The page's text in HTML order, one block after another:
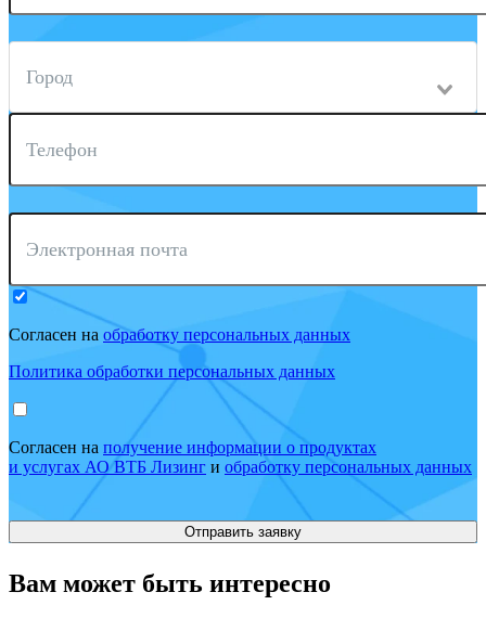
Город
Телефон
Электронная почта
Согласен на обработку персональных данных
Политика обработки персональных данных
Согласен на получение информации о продуктах
и услугах АО ВТБ Лизинг и обработку персональных данных
Вам может быть интересно